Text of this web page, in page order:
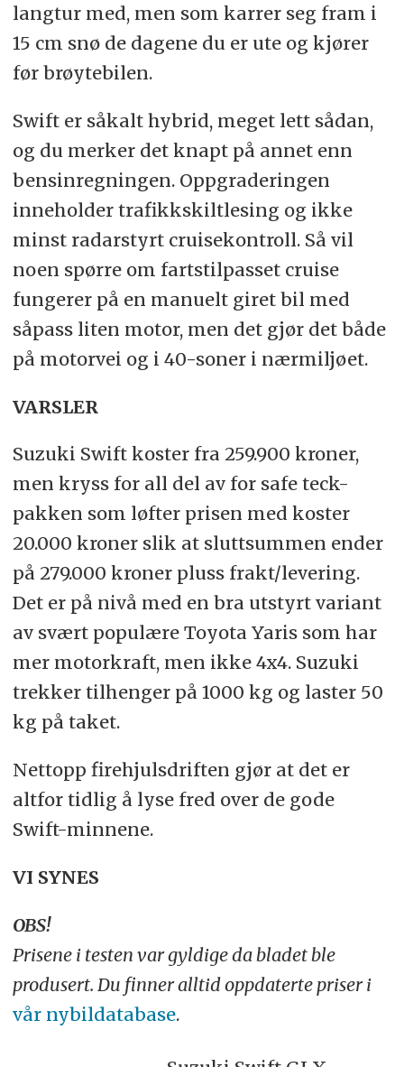
langtur med, men som karrer seg fram i
15 cm snø de dagene du er ute og kjører
før brøytebilen.
Swift er såkalt hybrid, meget lett sådan,
og du merker det knapt på annet enn
bensinregningen. Oppgraderingen
inneholder trafikkskiltlesing og ikke
minst radarstyrt cruisekontroll. Så vil
noen spørre om fartstilpasset cruise
fungerer på en manuelt giret bil med
såpass liten motor, men det gjør det både
på motorvei og i 40-soner i nærmiljøet.
VARSLER
Suzuki Swift koster fra 259.900 kroner,
men kryss for all del av for safe teck-
pakken som løfter prisen med koster
20.000 kroner slik at sluttsummen ender
på 279.000 kroner pluss frakt/levering.
Det er på nivå med en bra utstyrt variant
av svært populære Toyota Yaris som har
mer motorkraft, men ikke 4x4. Suzuki
trekker tilhenger på 1000 kg og laster 50
kg på taket.
Nettopp firehjulsdriften gjør at det er
altfor tidlig å lyse fred over de gode
Swift-minnene.
VI SYNES
OBS!
Prisene i testen var gyldige da bladet ble
produsert. Du finner alltid oppdaterte priser i
vår nybildatabase.